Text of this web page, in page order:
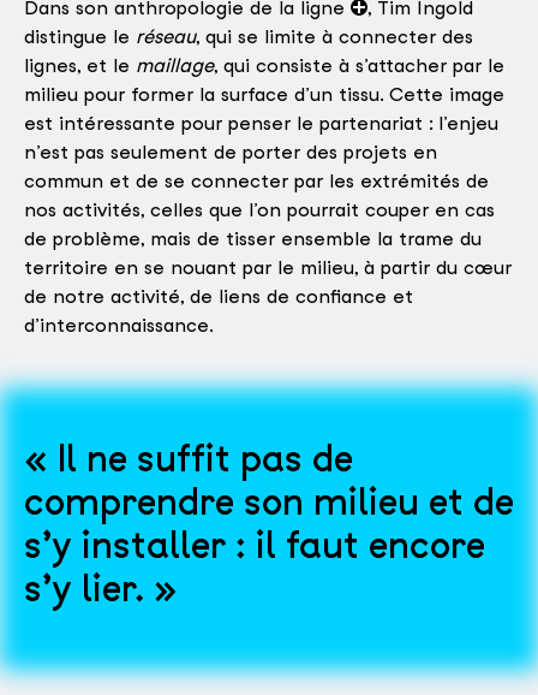
Dans son anthropologie de la ligne
, Tim Ingold
distingue le réseau, qui se limite à connecter des
lignes, et le maillage, qui consiste à s’attacher par le
milieu pour former la surface d’un tissu. Cette image
est intéressante pour penser le partenariat : l’enjeu
n’est pas seulement de porter des projets en
commun et de se connecter par les extrémités de
nos activités, celles que l’on pourrait couper en cas
de problème, mais de tisser ensemble la trame du
territoire en se nouant par le milieu, à partir du cœur
de notre activité, de liens de confiance et
d’interconnaissance.
Il ne suffit pas de
comprendre son milieu et de
s’y installer : il faut encore
s’y lier.